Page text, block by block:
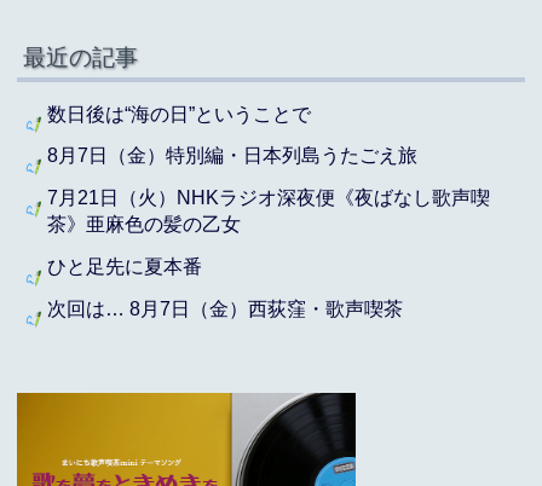
最近の記事
数日後は“海の日”ということで
8月7日（金）特別編・日本列島うたごえ旅
7月21日（火）NHKラジオ深夜便《夜ばなし歌声喫
茶》亜麻色の髪の乙女
ひと足先に夏本番
次回は… 8月7日（金）西荻窪・歌声喫茶